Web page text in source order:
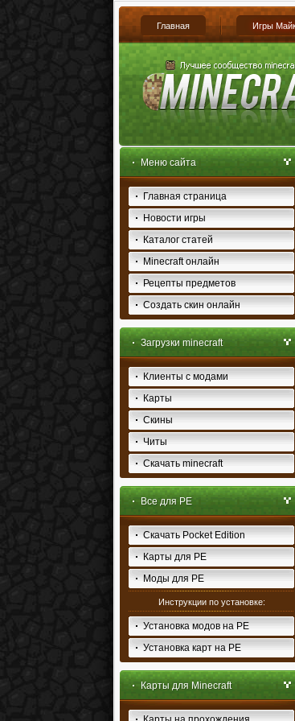
Главная Игры
Меню сайта
Главная страница
Новости игры
Каталог статей
Minecraft онлайн
Рецепты предметов
Создать скин онлайн
Загрузки minecraft
Клиенты с модами
Карты
Скины
Читы
Скачать minecraft
Все для PE
Скачать Pocket Edition
Карты для PE
Моды для PE
Инструкции по установке:
Установка модов на PE
Установка карт на PE
Карты для Minecraft